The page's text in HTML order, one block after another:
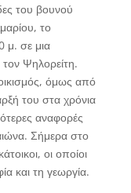
του βουνού
το
μ. σε μια
Ψηλορείτη.
όμως από
του στα χρόνια
αναφορές
Σήμερα στο
οι οποίοι
και τη γεωργία.